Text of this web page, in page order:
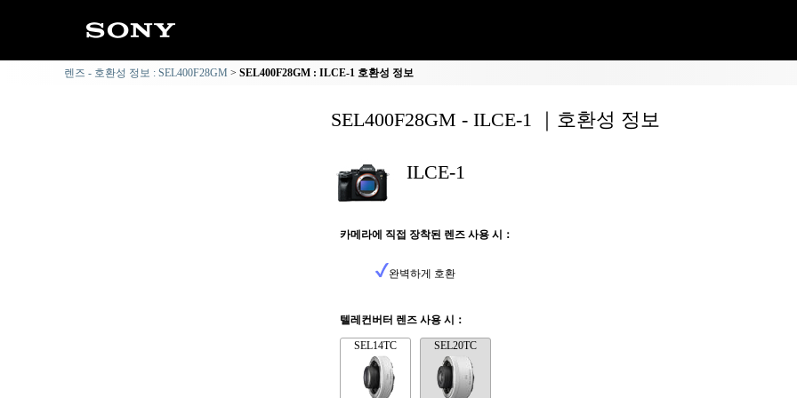
렌즈 - 호환성 정보 : SEL400F28GM SEL400F28GM : ILCE-1 호환성 정보
SEL400F28GM - ILCE-1 ｜호환성 정보
ILCE-1
카메라에 직접 장착된 렌즈 사용 시：
완벽하게 호환
텔레컨버터 렌즈 사용 시：
SEL14TC SEL20TC